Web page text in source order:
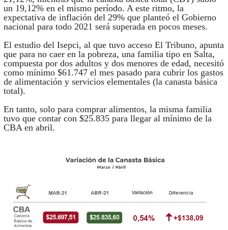
un 19,12% en el mismo período. A este ritmo, la
expectativa de inflación del 29% que planteó el Gobierno
nacional para todo 2021 será superada en pocos meses.
El estudio del Isepci, al que tuvo acceso El Tribuno, apunta
que para no caer en la pobreza, una familia tipo en Salta,
compuesta por dos adultos y dos menores de edad, necesitó
como mínimo $61.747 el mes pasado para cubrir los gastos
de alimentación y servicios elementales (la canasta básica
total).
En tanto, solo para comprar alimentos, la misma familia
tuvo que contar con $25.835 para llegar al mínimo de la
CBA en abril.